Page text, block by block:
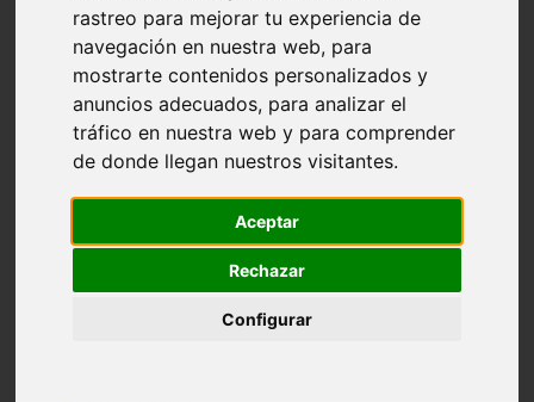
rastreo para mejorar tu experiencia de
navegación en nuestra web, para
mostrarte contenidos personalizados y
anuncios adecuados, para analizar el
tráfico en nuestra web y para comprender
de donde llegan nuestros visitantes.
Aceptar
Rechazar
Configurar
Huesca - isábena
Huesca - alquézar
Huesca - castejón-de-sos
Sevilla - marinaleda
Córdoba - almedinilla
Navarra - zangoza
Cantabria - arenas-de-iguña
Barcelona - la-pobla-de-lillet
Las-palmas - yaiza
Valladolid - fuensaldaña